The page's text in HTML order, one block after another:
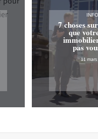
7 choses
que
pas
11